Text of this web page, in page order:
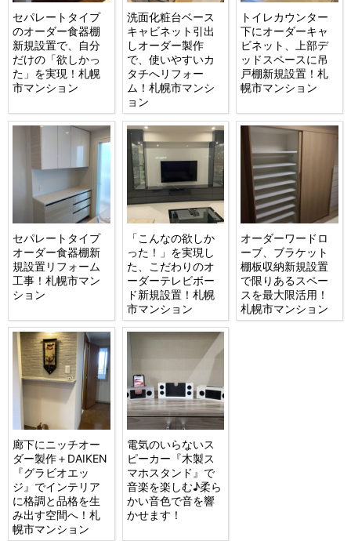
セパレートタイプ
のオーダー食器棚
新規設置で、自分
だけの「欲しかっ
た」を実現！札幌
市マンション
洗面化粧台ベース
キャビネット引出
しオーダー製作
で、使いやすいカ
タチへリフォー
ム！札幌市マンシ
ョン
トイレカウンター
下にオーダーキャ
ビネット、上部デ
ッドスペースに吊
戸棚新規設置！札
幌市マンション
セパレートタイプ
オーダー食器棚新
規設置リフォーム
工事！札幌市マン
ション
「こんなの欲しか
った！」を実現し
た、こだわりのオ
ーダーテレビボー
ド新規設置！札幌
市マンション
オーダーワードロ
ーブ、ブラケット
棚板収納新規設置
で限りあるスペー
スを最大限活用！
札幌市マンション
廊下にニッチオー
ダー製作＋DAIKEN
『グラビオエッ
ジ』でインテリア
に格調と品格を生
み出す空間へ！札
幌市マンション
電気のいらないス
ピーカー『木製ス
マホスタンド』で
音楽を楽しむ♪柔ら
かい音色で音を響
かせます！